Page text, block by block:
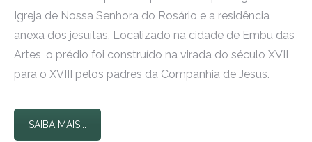
Igreja de Nossa Senhora do Rosário e a residência
anexa dos jesuítas. Localizado na cidade de Embu das
Artes, o prédio foi construído na virada do século XVII
para o XVIII pelos padres da Companhia de Jesus.
SAIBA MAIS...